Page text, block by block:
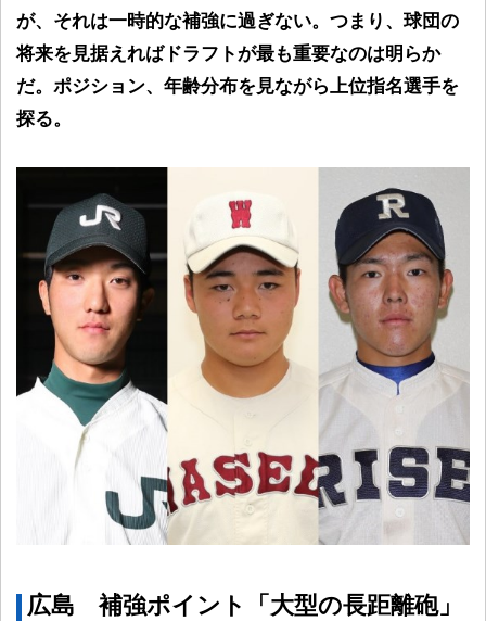
が、それは一時的な補強に過ぎない。つまり、球団の
将来を見据えればドラフトが最も重要なのは明らか
だ。ポジション、年齢分布を見ながら上位指名選手を
探る。
広島 補強ポイント「大型の長距離砲」